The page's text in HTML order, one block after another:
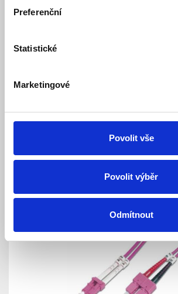
Preferenční
Statistické
Marketingové
Povolit vše
Povolit výběr
Odmítnout
LEXI-Net Patch kabel 50/125, SC-
duplex